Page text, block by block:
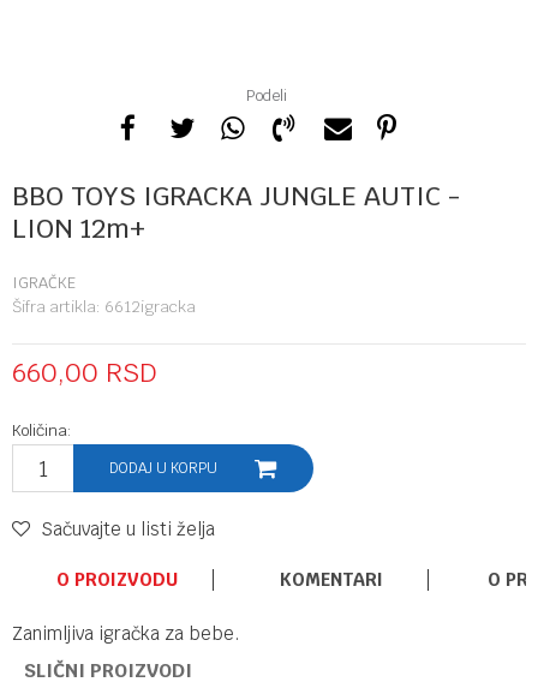
Podeli
BBO TOYS IGRACKA JUNGLE AUTIC -
LION 12m+
IGRAČKE
Šifra artikla: 6612igracka
660,00 RSD
Količina:
DODAJ U KORPU
Sačuvajte u listi želja
O PROIZVODU KOMENTARI O
Zanimljiva igračka za bebe.
SLIČNI PROIZVODI